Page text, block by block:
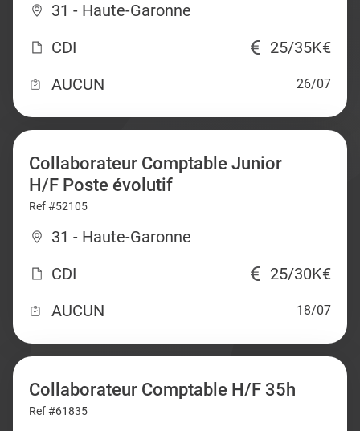
31 - Haute-Garonne
CDI
25/35K€
AUCUN
26/07
Collaborateur Comptable Junior
H/F Poste évolutif
Ref #52105
31 - Haute-Garonne
CDI
25/30K€
AUCUN
18/07
Collaborateur Comptable H/F 35h
Ref #61835